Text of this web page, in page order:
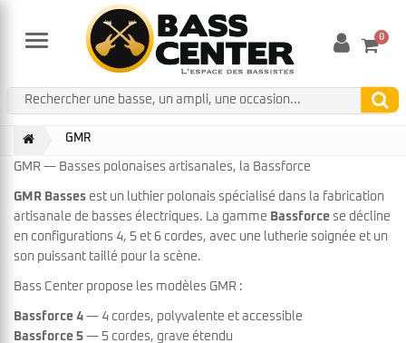
Menu 0
GMR
GMR — Basses polonaises artisanales, la Bassforce
GMR Basses est un luthier polonais spécialisé dans la fabrication
artisanale de basses électriques. La gamme Bassforce se décline
en configurations 4, 5 et 6 cordes, avec une lutherie soignée et un
son puissant taillé pour la scène.
Bass Center propose les modèles GMR :
Bassforce 4 — 4 cordes, polyvalente et accessible
Bassforce 5 — 5 cordes, grave étendu